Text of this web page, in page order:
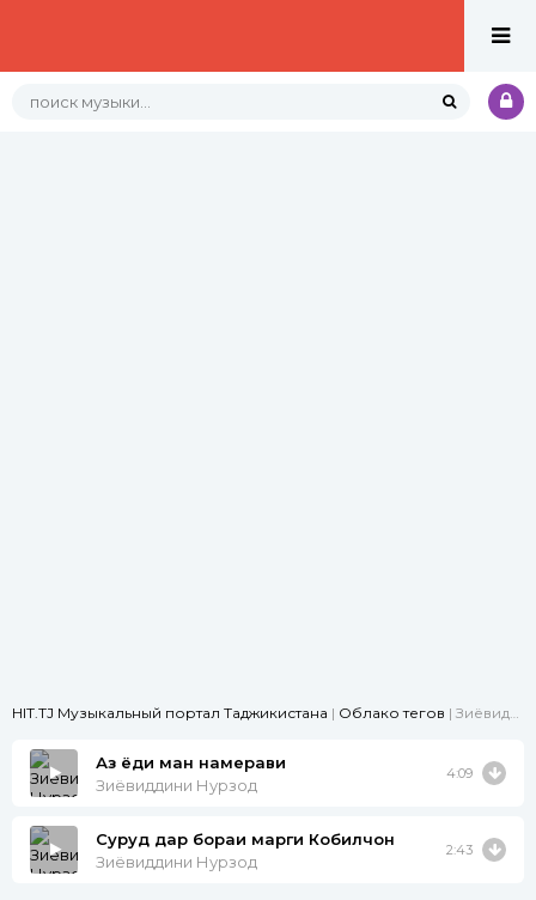
HIT.TJ Музыкальный портал Таджикистана | Облако тегов | Зиёвиддини Нурзод
Аз ёди ман намерави
Зиёвиддини Нурзод
4:09
Суруд дар бораи марги Кобилчон
Зиёвиддини Нурзод
2:43